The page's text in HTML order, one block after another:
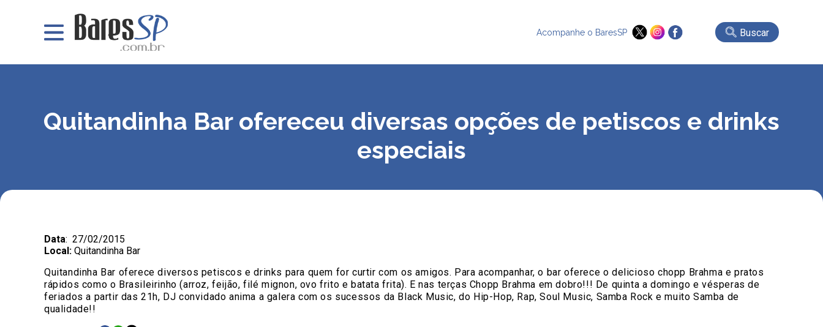
Acompanhe o BaresSP Buscar
Quitandinha Bar ofereceu diversas opções de petiscos e drinks
especiais
Data: 27/02/2015
Local: Quitandinha Bar
Quitandinha Bar oferece diversos petiscos e drinks para quem for curtir com os amigos. Para acompanhar, o bar oferece o delicioso chopp Brahma e pratos
rápidos como o Brasileirinho (arroz, feijão, filé mignon, ovo frito e batata frita). E nas terças Chopp Brahma em dobro!!! De quinta a domingo e vésperas de
feriados a partir das 21h, DJ convidado anima a galera com os sucessos da Black Music, do Hip-Hop, Rap, Soul Music, Samba Rock e muito Samba de
qualidade!!